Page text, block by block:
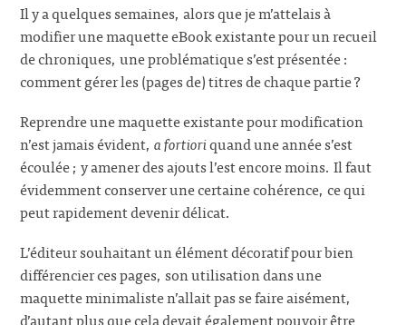
Il y a quelques semaines, alors que je m’attelais à
modifier une maquette eBook existante pour un recueil
de chroniques, une problématique s’est présentée :
comment gérer les (pages de) titres de chaque partie ?
Reprendre une maquette existante pour modification
n’est jamais évident,a fortioriquand une année s’est
écoulée ; y amener des ajouts l’est encore moins. Il faut
évidemment conserver une certaine cohérence, ce qui
peut rapidement devenir délicat.
L’éditeur souhaitant un élément décoratif pour bien
différencier ces pages, son utilisation dans une
maquette minimaliste n’allait pas se faire aisément,
d’autant plus que cela devait également pouvoir être